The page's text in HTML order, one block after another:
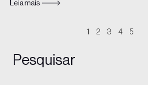
Leia mais 🡒
1 2 3 4 5
Pesquisar